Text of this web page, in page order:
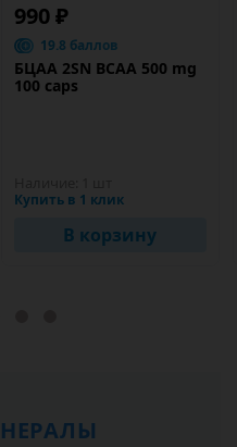
990 ₽
19.8 баллов
БЦАА 2SN BCAA 500 mg
100 caps
Купить в 1 клик
В корзину